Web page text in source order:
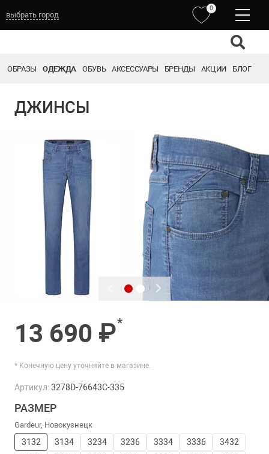
выбрать город
0
ОБРАЗЫ ОДЕЖДА ОБУВЬ АКСЕССУАРЫ БРЕНДЫ АКЦИИ БЛОГ
ДЖИНСЫ
13 690 ₽*
* Конечную цену уточняйте в магазине.
Артикул:3278D-76643C-335
РАЗМЕР
Gardeur, Новокузнецк
3132 3134 3234 3236 3334 3336
3432